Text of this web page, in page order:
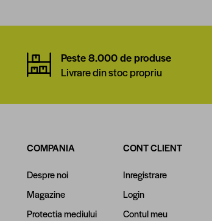
Peste 8.000 de produse
Livrare din stoc propriu
COMPANIA
Despre noi
Magazine
Protectia mediului
CONT CLIENT
Inregistrare
Login
Contul meu